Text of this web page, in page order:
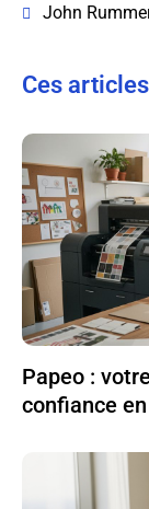
John
Ces
Papeo :
confiance